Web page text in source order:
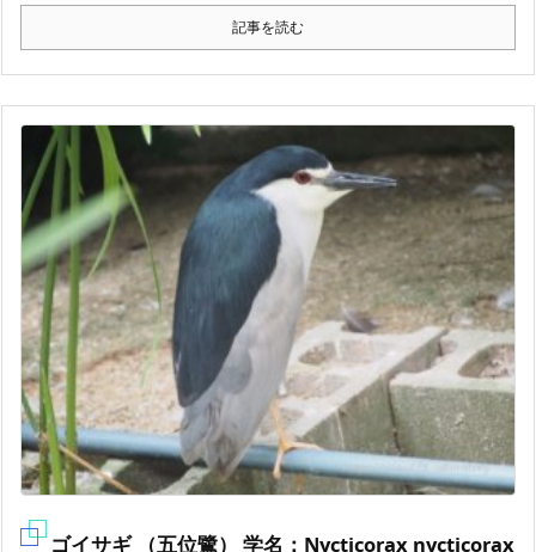
記事を読む
ゴイサギ （五位鷺） 学名：Nycticorax nycticorax